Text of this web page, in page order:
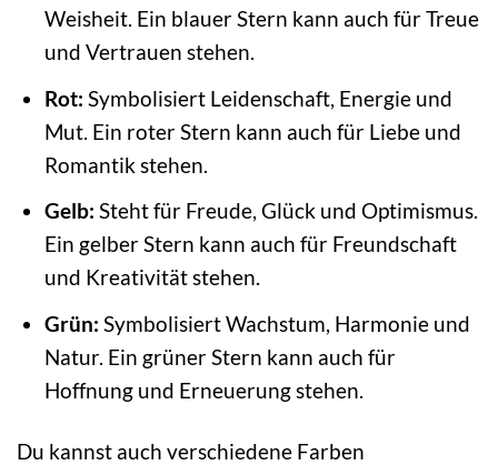
Weisheit. Ein blauer Stern kann auch für Treue
und Vertrauen stehen.
Rot: Symbolisiert Leidenschaft, Energie und
Mut. Ein roter Stern kann auch für Liebe und
Romantik stehen.
Gelb: Steht für Freude, Glück und Optimismus.
Ein gelber Stern kann auch für Freundschaft
und Kreativität stehen.
Grün: Symbolisiert Wachstum, Harmonie und
Natur. Ein grüner Stern kann auch für
Hoffnung und Erneuerung stehen.
Du kannst auch verschiedene Farben